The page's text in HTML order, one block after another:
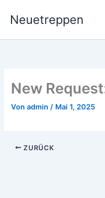
InhaltNeuetreppen
New
Vonadmin/ Mai 1, 2025
ZURÜCK